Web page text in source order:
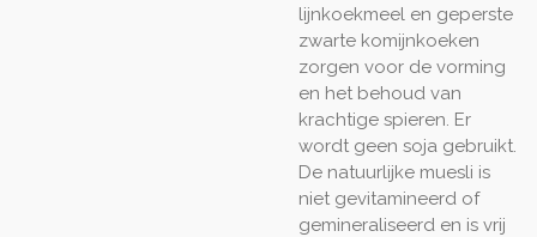
lijnkoekmeel en geperste
zwarte komijnkoeken
zorgen voor de vorming
en het behoud van
krachtige spieren. Er
wordt geen soja gebruikt.
De natuurlijke muesli is
niet gevitamineerd of
gemineraliseerd en is vrij